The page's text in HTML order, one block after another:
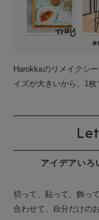
Harokkaのリメイクシ
イズが大きいから、1枚
アイデアいろ
切って、貼って、飾っ
合わせて、自分だけの